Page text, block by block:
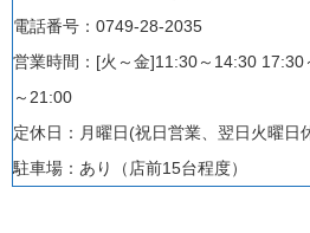
電話番号：0749-28-2035
営業時間： [火～金]11:30～14:30 17:30
～21:00
定休日： 月曜日(祝日営業、翌日火曜日
駐車場：あり（ 店前15台程度）